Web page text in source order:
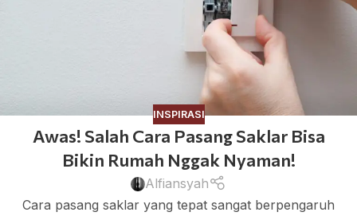
INSPIRASI
Awas! Salah Cara Pasang Saklar Bisa
Bikin Rumah Nggak Nyaman!
Alfiansyah
Cara pasang saklar yang tepat sangat berpengaruh